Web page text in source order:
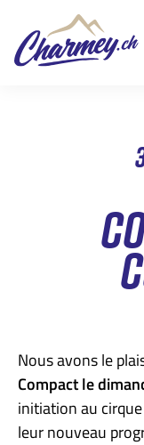
Nous avons le
Compact le
initiation au
leur nouveau